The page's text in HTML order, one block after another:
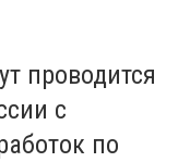
проводится
с
по